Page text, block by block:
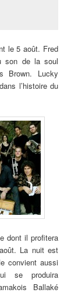
le 5 août. Fred
son de la soul
Brown. Lucky
l’histoire du
dont il profitera
La nuit est
convient aussi
se produira
Ballaké